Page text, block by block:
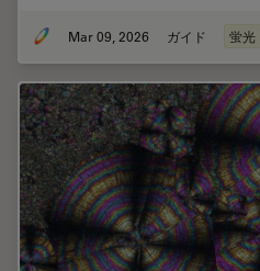
Mar 09, 2026 ガイド 蛍光